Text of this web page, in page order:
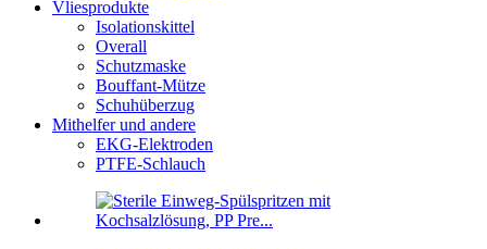
Vliesprodukte
Isolationskittel
Overall
Schutzmaske
Bouffant-Mütze
Schuhüberzug
Mithelfer und andere
EKG-Elektroden
PTFE-Schlauch